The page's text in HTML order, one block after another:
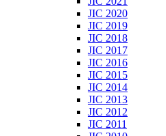
JIC 2020
JIC 2019
JIC 2018
JIC 2017
JIC 2016
JIC 2015
JIC 2014
JIC 2013
JIC 2012
JIC 2011